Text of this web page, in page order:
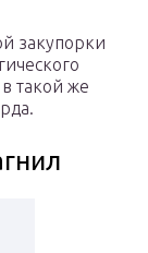
закупорки
такой же